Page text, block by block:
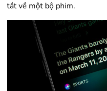
tắt về một bộ phim.